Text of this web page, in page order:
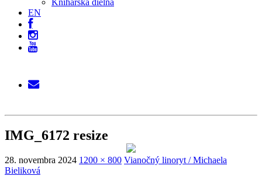
Knihárska dielňa
EN
IMG_6172 resize
28. novembra 2024 1200 × 800 Vianočný linoryt / Michaela
Bieliková